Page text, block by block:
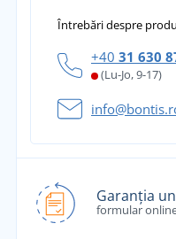
Întrebări despre
+40 31 630
(Lu-Jo, 9-17)
Garanția
formular